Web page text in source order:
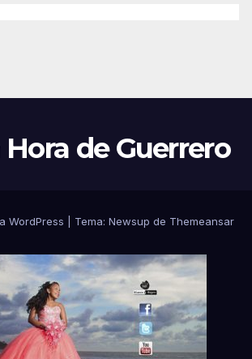
de Guerrero
WordPress Tema: Newsup de Themeansar